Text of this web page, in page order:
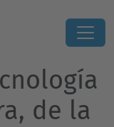
de la